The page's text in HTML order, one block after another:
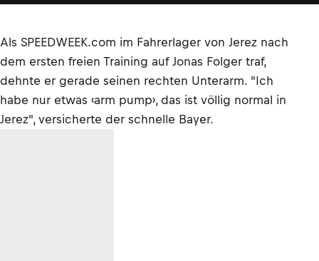
Als SPEEDWEEK.com im Fahrerlager von Jerez nach
dem ersten freien Training auf Jonas Folger traf,
dehnte er gerade seinen rechten Unterarm. "Ich
habe nur etwas ‹arm pump›, das ist völlig normal in
Jerez", versicherte der schnelle Bayer.